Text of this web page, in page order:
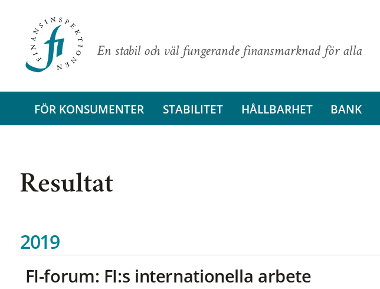
En stabil och väl fungerande finansmarknad för alla
FÖR KONSUMENTER STABILITET HÅLLBARHET BANK
Resultat
2019
FI-forum: FI:s internationella arbete